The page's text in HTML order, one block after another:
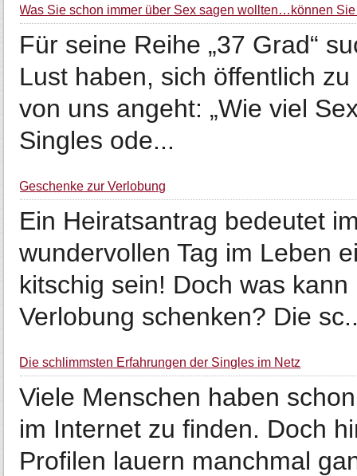
Was Sie schon immer über Sex sagen wollten…können
Für seine Reihe „37 Grad“
Lust haben, sich öffentlich
von uns angeht: „Wie viel
Singles ode...
Geschenke zur Verlobung
Ein Heiratsantrag bedeutet
wundervollen Tag im Leben
kitschig sein! Doch was
Verlobung schenken? Die
Die schlimmsten Erfahrungen der Singles im Netz
Viele Menschen haben
im Internet zu finden. Doch
Profilen lauern manchmal